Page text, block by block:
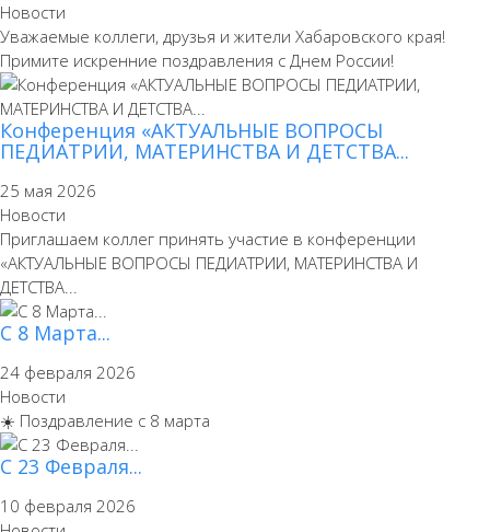
Новости
Уважаемые коллеги, друзья и жители Хабаровского края!
Примите искренние поздравления с Днем России!
Конференция «АКТУАЛЬНЫЕ ВОПРОСЫ
ПЕДИАТРИИ, МАТЕРИНСТВА И ДЕТСТВА...
25 мая 2026
Новости
Приглашаем коллег принять участие в конференции
«АКТУАЛЬНЫЕ ВОПРОСЫ ПЕДИАТРИИ, МАТЕРИНСТВА И
ДЕТСТВА...
С 8 Марта...
24 февраля 2026
Новости
☀️ Поздравление с 8 марта
С 23 Февраля...
10 февраля 2026